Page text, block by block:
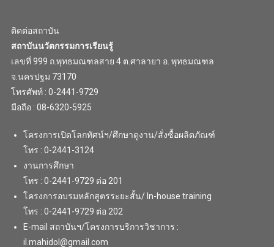
ติดต่อสถาบัน
สถาบันนวัตกรรมการเรียนรู้
เลขที่ 999 ถ.พุทธมณฑลสาย 4 ต.ศาลายา อ. พุทธมณฑล
จ.นครปฐม 73170
โทรศัพท์ : 0-2441-9729
มือถือ : 08-6320-5925
โครงการเปิดโลกทัศน์ฯ/ศึกษาดูงาน/สั่งซื้อผลิตภัณฑ์
โทร : 0-2441-3124
งานการศึกษา
โทร : 0-2441-9729 ต่อ 201
โครงการอบรมหลักสูตรระยะสั้น/ In-house training
โทร : 0-2441-9729 ต่อ 202
E-mail สถาบันฯ/โครงการบริการวิชาการ :
il.mahidol@gmail.com